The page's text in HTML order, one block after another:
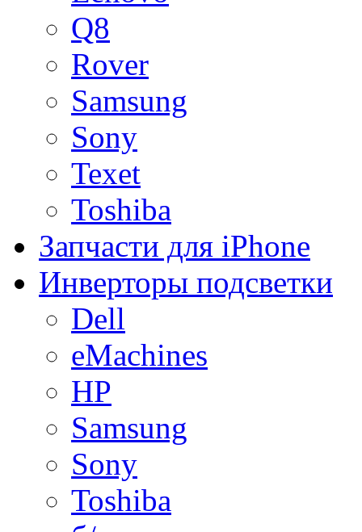
Q8
Rover
Samsung
Sony
Texet
Toshiba
Запчасти для iPhone
Инверторы подсветки
Dell
eMachines
HP
Samsung
Sony
Toshiba